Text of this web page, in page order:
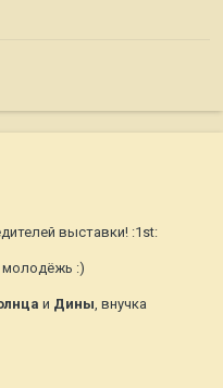
выставки! :1st:
молодёжь :)
и Дины, внучка